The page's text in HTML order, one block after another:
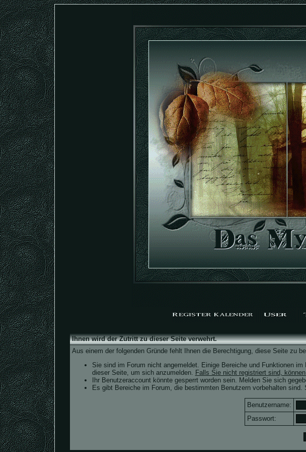
Ihnen wird der Zutritt zu dieser Seite verwehrt.
Aus einem der folgenden Gründe fehlt Ihnen die Berechtigung, diese Seite zu
Sie sind im Forum nicht angemeldet. Einige Bereiche und Funktionen
dieser Seite, um sich anzumelden. Falls Sie nicht registriert sind,
Ihr Benutzeraccount könnte gesperrt worden sein. Melden Sie sich
Es gibt Bereiche im Forum, die bestimmten Benutzern vorbehalten
Benutzername:
Passwort: